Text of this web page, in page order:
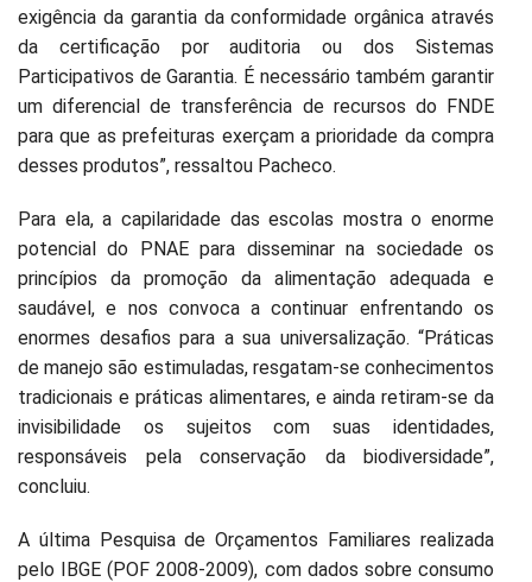
exigência da garantia da conformidade orgânica através
da certificação por auditoria ou dos Sistemas
Participativos de Garantia. É necessário também garantir
um diferencial de transferência de recursos do FNDE
para que as prefeituras exerçam a prioridade da compra
desses produtos”, ressaltou Pacheco.
Para ela, a capilaridade das escolas mostra o enorme
potencial do PNAE para disseminar na sociedade os
princípios da promoção da alimentação adequada e
saudável, e nos convoca a continuar enfrentando os
enormes desafios para a sua universalização. “Práticas
de manejo são estimuladas, resgatam-se conhecimentos
tradicionais e práticas alimentares, e ainda retiram-se da
invisibilidade os sujeitos com suas identidades,
responsáveis pela conservação da biodiversidade”,
concluiu.
A última Pesquisa de Orçamentos Familiares realizada
pelo IBGE (POF 2008-2009), com dados sobre consumo